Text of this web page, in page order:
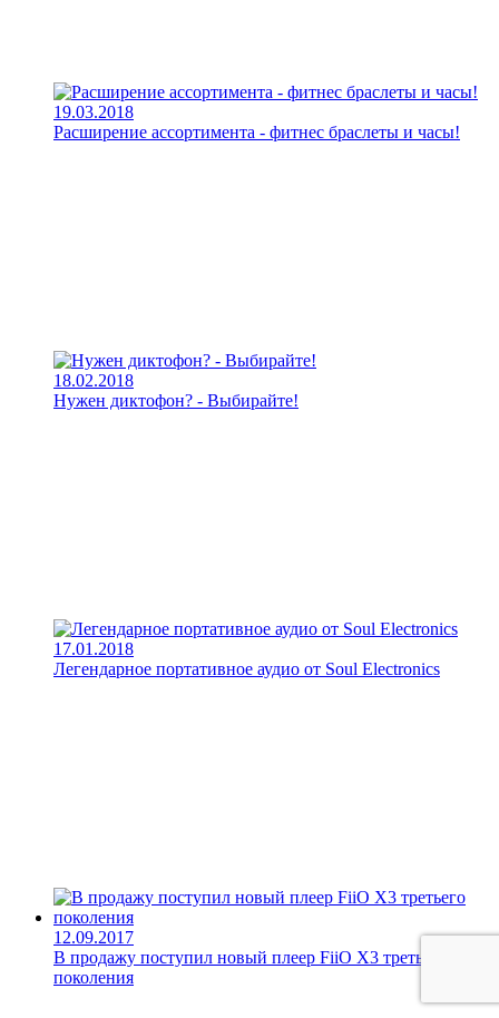
19.03.2018
Расширение ассортимента - фитнес браслеты и часы!
18.02.2018
Нужен диктофон? - Выбирайте!
17.01.2018
Легендарное портативное аудио от Soul Electronics
12.09.2017
В продажу поступил новый плеер FiiO X3 третьего
поколения